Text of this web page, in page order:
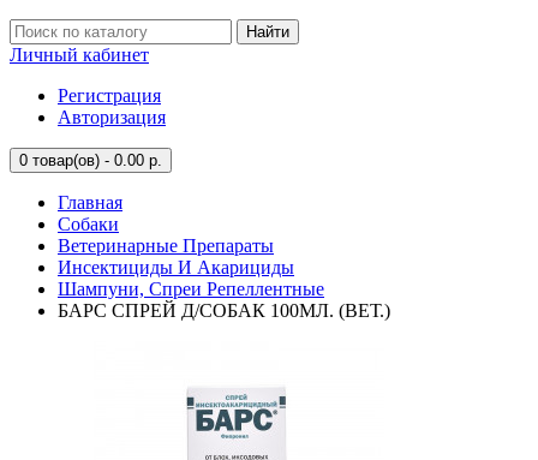
Найти
Личный кабинет
Регистрация
Авторизация
0 товар(ов) - 0.00 р.
Главная
Собаки
Ветеринарные Препараты
Инсектициды И Акарициды
Шампуни, Спреи Репеллентные
БАРС СПРЕЙ Д/СОБАК 100МЛ. (ВЕТ.)